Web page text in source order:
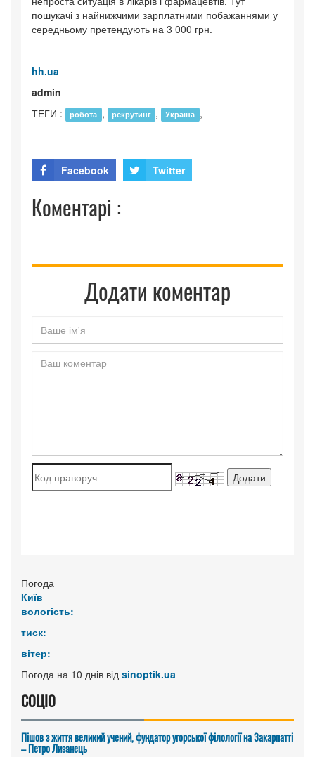
пошукачі з найнижчими зарплатними побажаннями у
середньому претендують на 3 000 грн.
hh.ua
admin
ТЕГИ :
робота , рекрутинг , Україна ,
Facebook Twitter
Коментарі :
Додати коментар
Погода
Київ
вологість:
тиск:
вітер:
Погода на 10 днів від sinoptik.ua
СОЦІО
Пішов з життя великий учений, фундатор угорської філології на Закарпатті
– Петро Лизанець